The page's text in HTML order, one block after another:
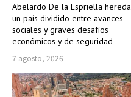
Abelardo De la Espriella hereda
un país dividido entre avances
sociales y graves desafíos
económicos y de seguridad
7 agosto, 2026